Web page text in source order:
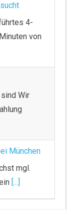
4-
von
Wir
München
mgl.
[...]